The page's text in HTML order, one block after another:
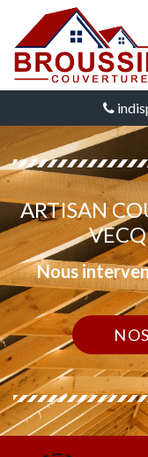
ARTISAN
Nous